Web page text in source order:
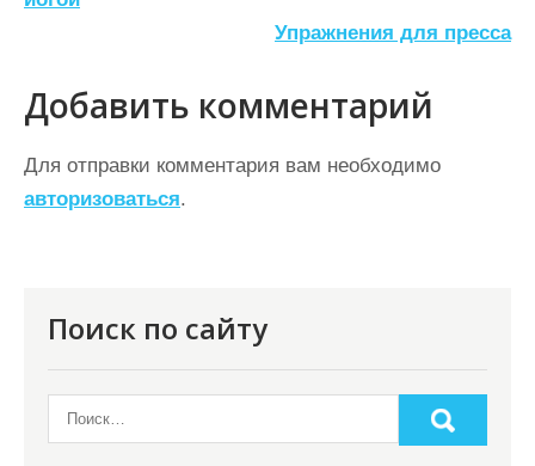
и
г
а
ц
Упражнения для пресса
Добавить комментарий
Для отправки комментария вам необходимо
авторизоваться.
Поиск по сайту